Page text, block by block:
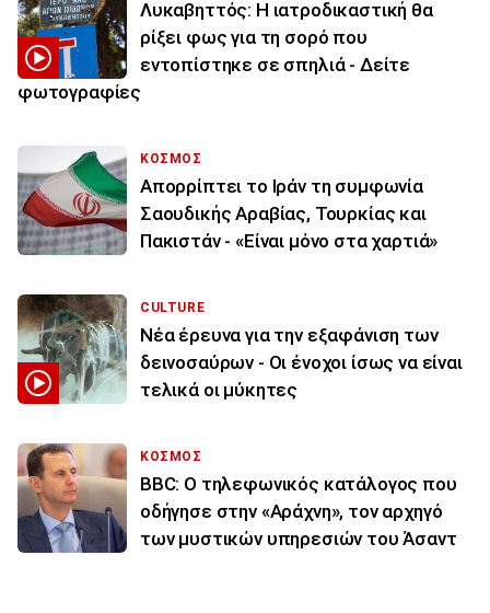
Λυκαβηττός: Η ιατροδικαστική θα
ρίξει φως για τη σορό που
εντοπίστηκε σε σπηλιά - Δείτε
φωτογραφίες
ΚΟΣΜΟΣ
Απορρίπτει το Ιράν τη συμφωνία
Σαουδικής Αραβίας, Τουρκίας και
Πακιστάν - «Είναι μόνο στα χαρτιά»
CULTURE
Νέα έρευνα για την εξαφάνιση των
δεινοσαύρων - Οι ένοχοι ίσως να είναι
τελικά οι μύκητες
ΚΟΣΜΟΣ
BBC: Ο τηλεφωνικός κατάλογος που
οδήγησε στην «Αράχνη», τον αρχηγό
των μυστικών υπηρεσιών του Άσαντ